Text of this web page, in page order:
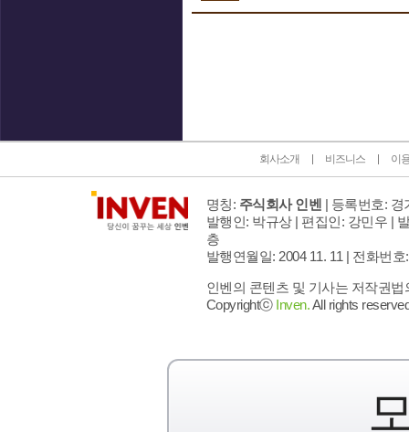
회사소개 비즈니스 이
명칭: 주식회사 인벤 | 등록번호: 경
발행인: 박규상 | 편집인: 강민우 |
층
발행연월일: 2004 11. 11 | 전화번호
인벤의 콘텐츠 및 기사는 저작권
Copyrightⓒ Inven.All rights